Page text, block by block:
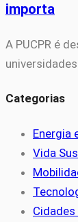
importa
A PUCPR é
universidades
Categorias
Energia
Vida